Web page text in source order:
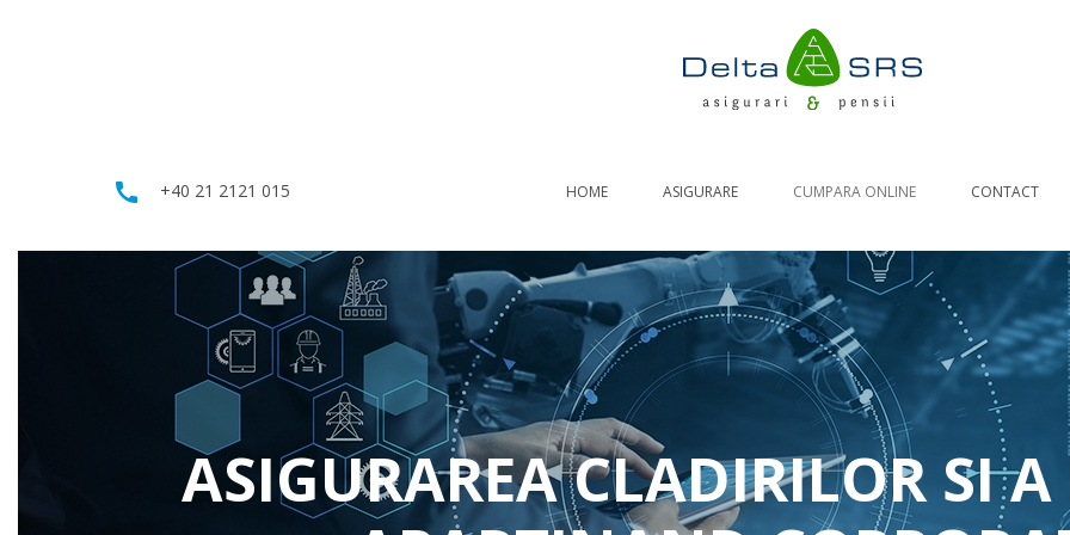
call +40 21 2121 015 HOME ASIGURARE
ASIGURARI PENTRU TINE
AUTO CALATORIE
Multitravel
LOCUINTE
Asigurare obligatorie PAD
RASPUNDERI CIVILE
Generale
CUMPARA ONLINE
RCA AUTO ASIGURARE DE CALATORIE
CONTACT
ASIGURAREA CLADIRILOR SI